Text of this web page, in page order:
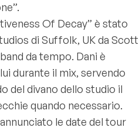
Of Decay” è stato
di Suffolk, UK da Scott
da tempo. Dani è
durante il mix, servendo
del divano dello studio il
quando necessario.
le date del tour